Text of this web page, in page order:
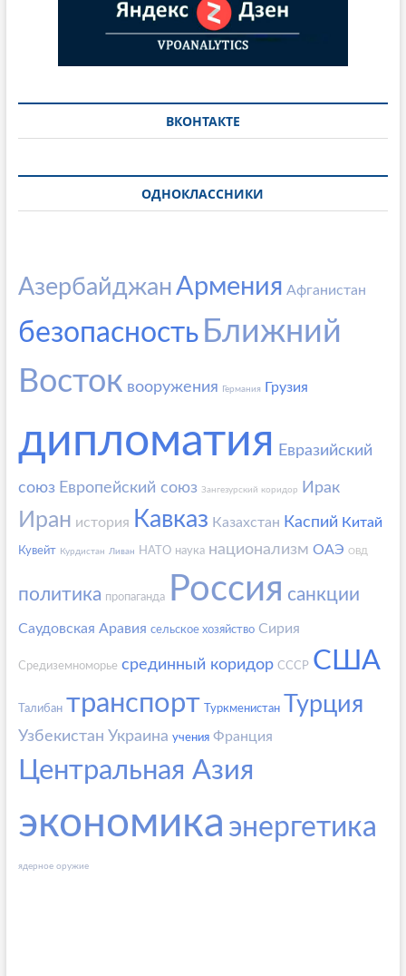
ВКОНТАКТЕ
ОДНОКЛАССНИКИ
АзербайджанАрмения Афганистан
безопасность Ближний
Восток вооружения Германия Грузия
дипломатия Евразийский
союз Европейский союз Зангезурский коридор Ирак
Иран история Кавказ Казахстан Каспий Китай
Кувейт Курдистан Ливан НАТО наука национализм ОАЭ ОВД
политика пропаганда Россия санкции
Саудовская Аравия сельское хозяйство Сирия
Средиземноморье срединный коридор СССР США
Талибан транспорт Туркменистан Турция
Узбекистан Украина учения Франция
Центральная Азия
экономика энергетика
ядерное оружие